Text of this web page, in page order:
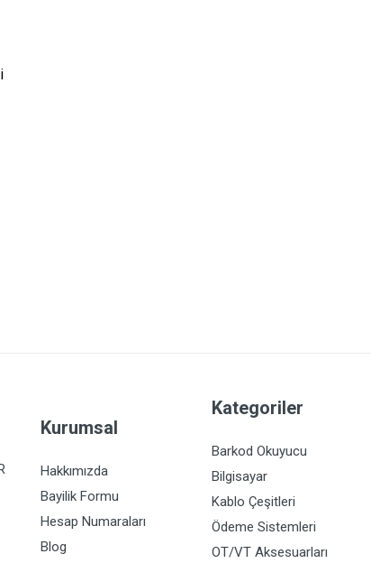
Kurumsal
Hakkımızda
Bayilik Formu
Hesap Numaraları
Blog
Kategoriler
Barkod Okuyucu
Bilgisayar
Kablo Çeşitleri
Ödeme Sistemleri
OT/VT Aksesuarları